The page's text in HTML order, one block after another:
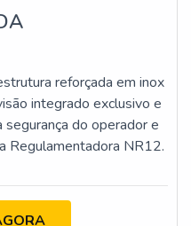
reforçada em inox
integrado exclusivo e
do operador e
Regulamentadora NR12.